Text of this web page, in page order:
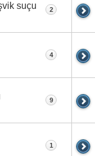
suçu 2
4
9
1